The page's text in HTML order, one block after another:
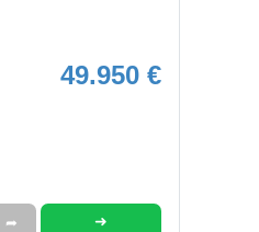
49.950 €
➦ ➜